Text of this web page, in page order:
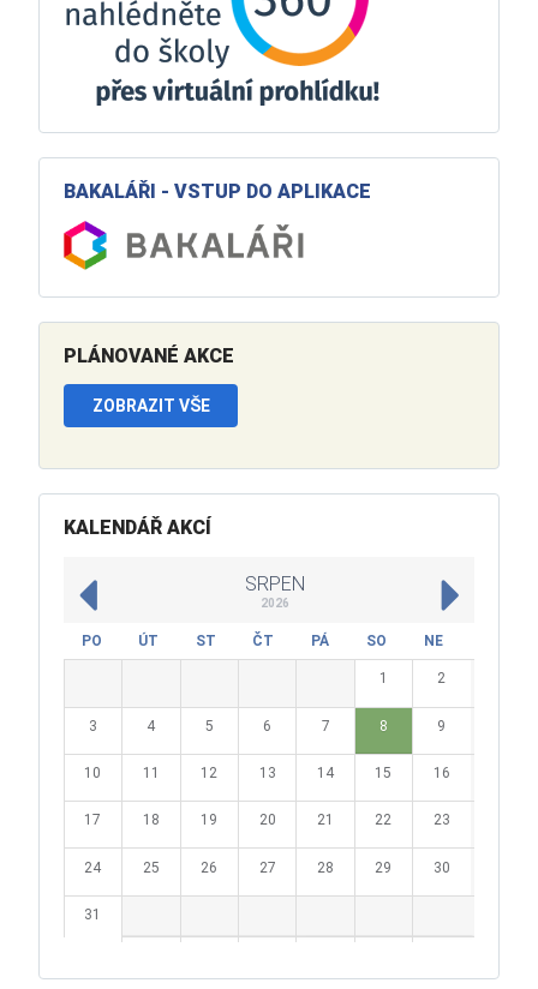
BAKALÁŘI - VSTUP DO APLIKACE
PLÁNOVANÉ AKCE
ZOBRAZIT VŠE
KALENDÁŘ AKCÍ
SRPEN
2026
PO ÚT ST ČT PÁ SO NE
1 2
3 4 5 6 7 8 9
10 11 12 13 14 15 16
17 18 19 20 21 22 23
24 25 26 27 28 29 30
31